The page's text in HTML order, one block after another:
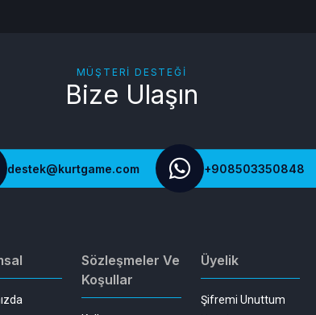
MÜŞTERI DESTEĞI
Bize Ulaşın
destek@kurtgame.com +908503350848
Sözleşmeler Ve
Koşullar
Üyelik
Şifremi Unuttum